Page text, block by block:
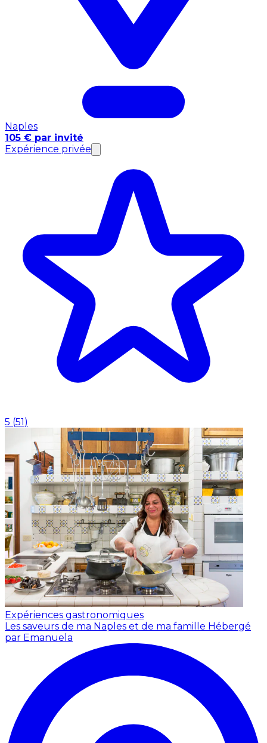
Naples
105 € par invité
Expérience privée
5 (51 )
Expériences gastronomiques
Les saveurs de ma Naples et de ma famille Hébergé
par Emanuela